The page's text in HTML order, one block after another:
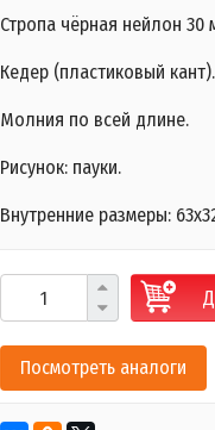
Стропа чёрная нейлон 30
Кедер (пластиковый кант).
Молния по всей длине.
Рисунок: пауки.
Внутренние размеры:
Посмотреть аналоги